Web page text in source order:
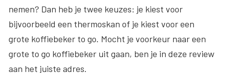
nemen? Dan heb je twee keuzes: je kiest voor
bijvoorbeeld een thermoskan of je kiest voor een
grote koffiebeker to go. Mocht je voorkeur naar een
grote to go koffiebeker uit gaan, ben je in deze review
aan het juiste adres.